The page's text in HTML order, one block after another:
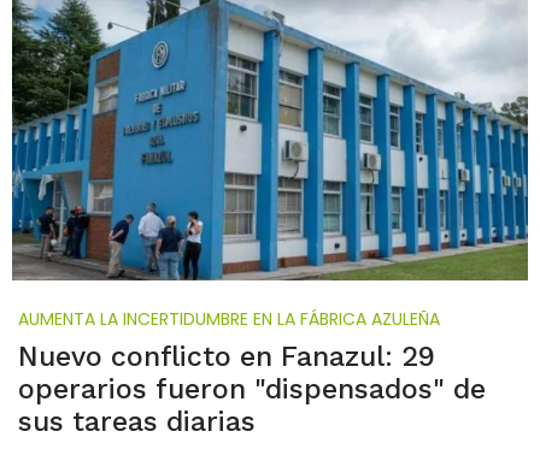
AUMENTA LA INCERTIDUMBRE EN LA FÁBRICA AZULEÑA
Nuevo conflicto en Fanazul: 29
operarios fueron "dispensados" de
sus tareas diarias